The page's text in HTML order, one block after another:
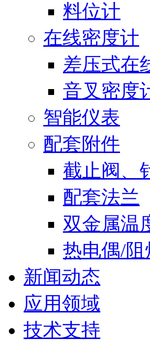
料位计
在线密度计
差压式在
音叉密度
智能仪表
配套附件
截止阀、
配套法兰
双金属温
热电偶/
新闻动态
应用领域
技术支持